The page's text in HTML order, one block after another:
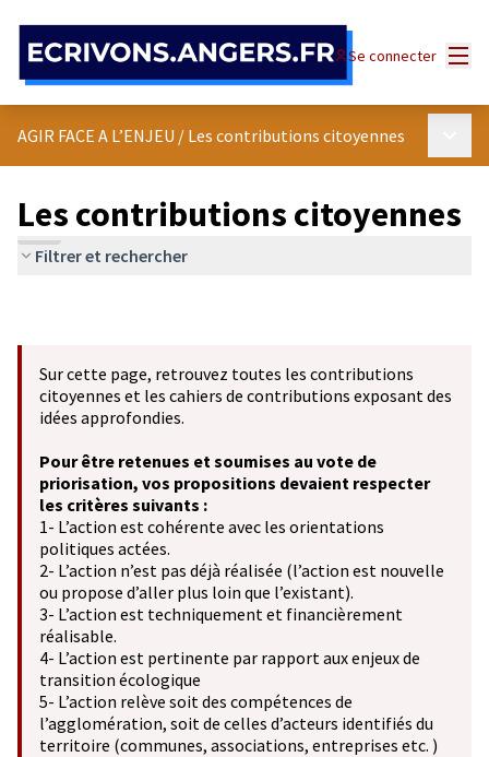
Se connecter
AGIR FACE A L’ENJEU / Les contributions citoyennes
Les contributions citoyennes
Filtrer et rechercher
Sur cette page, retrouvez toutes les contributions
citoyennes et les cahiers de contributions exposant des
idées approfondies.
Pour être retenues et soumises au vote de
priorisation, vos propositions devaient respecter
les critères suivants :
1- L’action est cohérente avec les orientations
politiques actées.
2- L’action n’est pas déjà réalisée (l’action est nouvelle
ou propose d’aller plus loin que l’existant).
3- L’action est techniquement et financièrement
réalisable.
4- L’action est pertinente par rapport aux enjeux de
transition écologique
5- L’action relève soit des compétences de
l’agglomération, soit de celles d’acteurs identifiés du
territoire (communes, associations, entreprises etc. )